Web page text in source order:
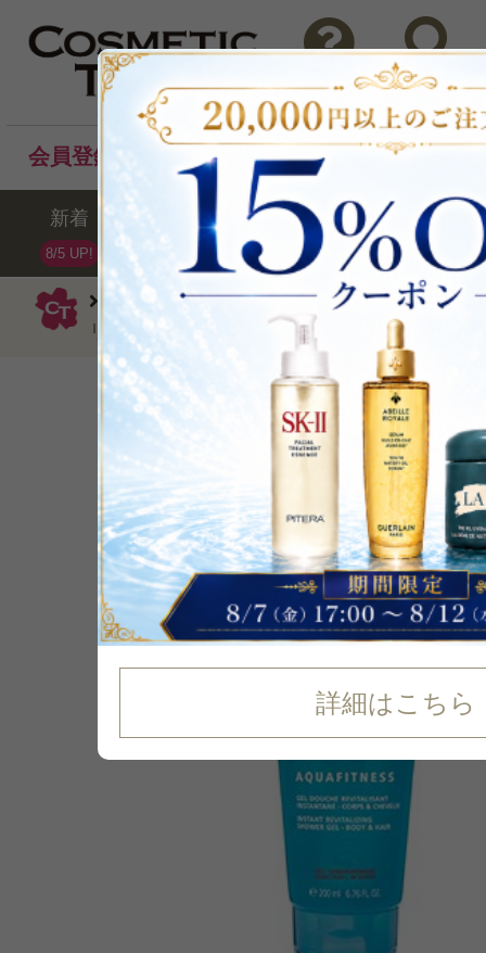
ビオテルム ボディソープ・石鹸
オ
リバイタライジング シャワージェル200ml
問い合わせ 検索
会員登録後のお買い物でポイントプレゼント！
新着
8/5 UP!
セール ランキング ブ
詳細はこちら
髪と肌に活力を！